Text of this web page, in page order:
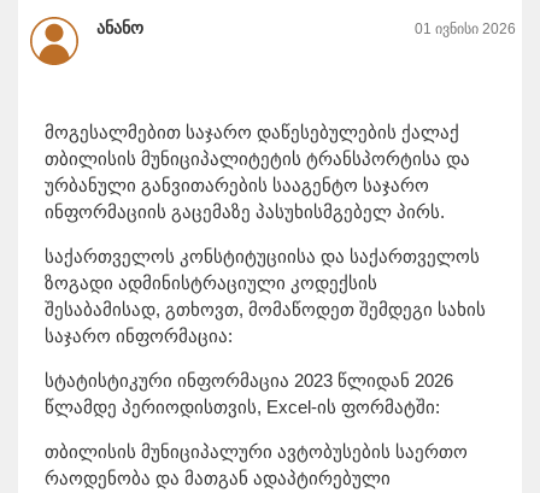
ანანო 01 ივნისი 2026
მოგესალმებით საჯარო დაწესებულების ქალაქ
თბილისის მუნიციპალიტეტის ტრანსპორტისა და
ურბანული განვითარების სააგენტო საჯარო
ინფორმაციის გაცემაზე პასუხისმგებელ პირს.
საქართველოს კონსტიტუციისა და საქართველოს
ზოგადი ადმინისტრაციული კოდექსის
შესაბამისად, გთხოვთ, მომაწოდეთ შემდეგი სახის
საჯარო ინფორმაცია:
სტატისტიკური ინფორმაცია 2023 წლიდან 2026
წლამდე პერიოდისთვის, Excel-ის ფორმატში:
თბილისის მუნიციპალური ავტობუსების საერთო
რაოდენობა და მათგან ადაპტირებული